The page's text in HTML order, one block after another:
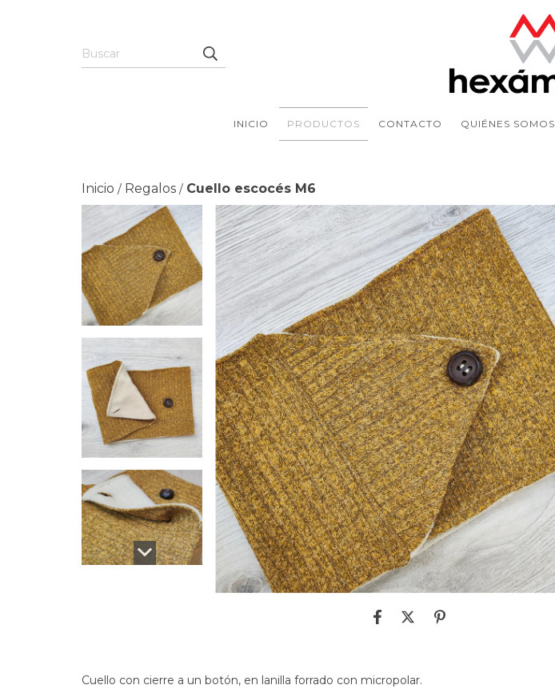
INICIO PRODUCTOS CONTACTO QUIÉNES SOMOS
Inicio / Regalos / Cuello escocés M6
Cuello con cierre a un botón, en lanilla forrado con micropolar.